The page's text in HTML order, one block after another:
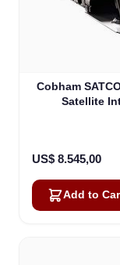
Cobham
Satellite
US$ 8.545,00
Add to